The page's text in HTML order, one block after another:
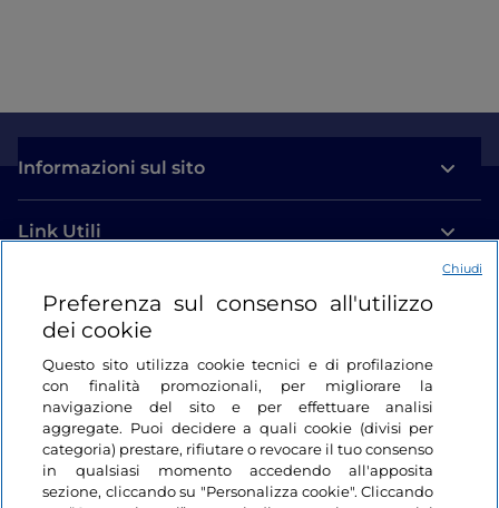
Informazioni sul sito
Link Utili
Login
Restiamo in contatto
Preferenza sul consenso all'utilizzo
dei cookie
Questo sito utilizza cookie tecnici e di profilazione
con finalità promozionali, per migliorare la
navigazione del sito e per effettuare analisi
aggregate. Puoi decidere a quali cookie (divisi per
categoria) prestare, rifiutare o revocare il tuo consenso
in qualsiasi momento accedendo all'apposita
sezione, cliccando su "Personalizza cookie". Cliccando
Chiudi